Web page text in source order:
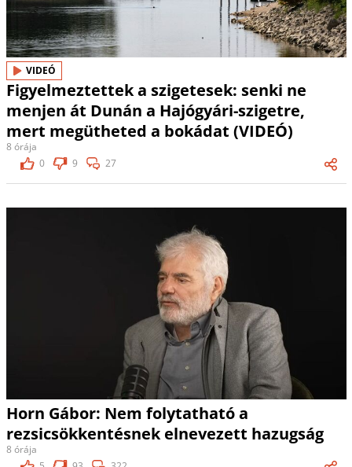
VIDEÓ
Figyelmeztettek a szigetesek: senki ne
menjen át Dunán a Hajógyári-szigetre,
mert megütheted a bokádat (VIDEÓ)
8 órája
0
9 27
Horn Gábor: Nem folytatható a
rezsicsökkentésnek elnevezett hazugság
8 órája